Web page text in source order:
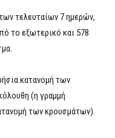
τελευταίων 7 ημερών,
το εξωτερικό και 578
κατανομή των
(η γραμμή
των κρουσμάτων).